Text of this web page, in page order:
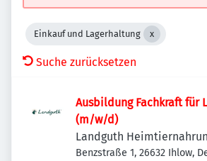
Einkauf und Lagerhaltung
Suche zurücksetzen
Ausbildung Fachkraft für
(m/w/d)
Landguth
Benzstraße 1, 26632 Ihlow,